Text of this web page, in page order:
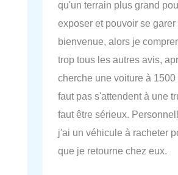
qu'un terrain plus grand
exposer et pouvoir se garer
bienvenue, alors je
trop tous les autres avis,
cherche une voiture à 1500
faut pas s'attendent à une
faut être sérieux.
j'ai un véhicule à racheter
que je retourne chez eux.